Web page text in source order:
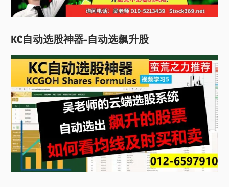
KC自动选股神器-自动选飙升股